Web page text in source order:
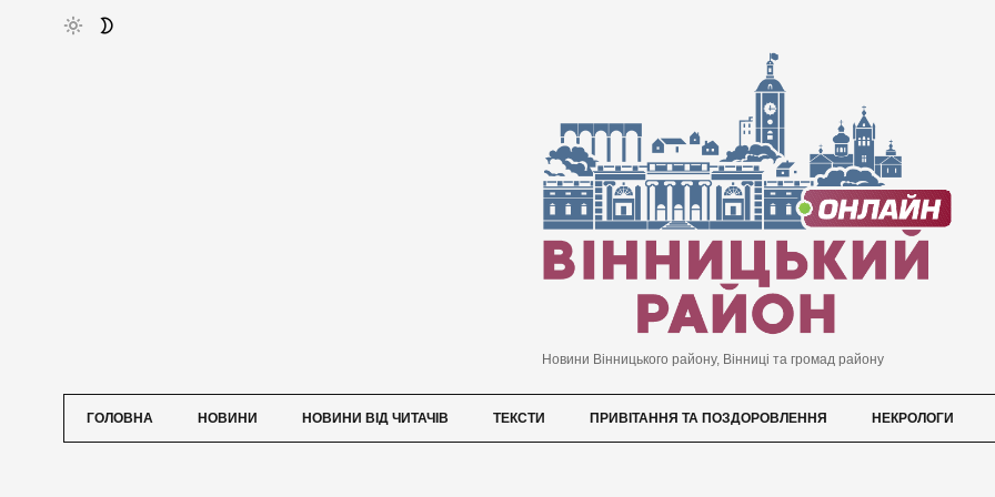
Новини Вінницького району, Вінниці та громад району
ГОЛОВНА НОВИНИ НОВИНИ ВІД ЧИТАЧІВ ТЕКСТИ ПРИВІТАННЯ ТА ПОЗДОРОВЛЕННЯ НЕКРОЛОГИ